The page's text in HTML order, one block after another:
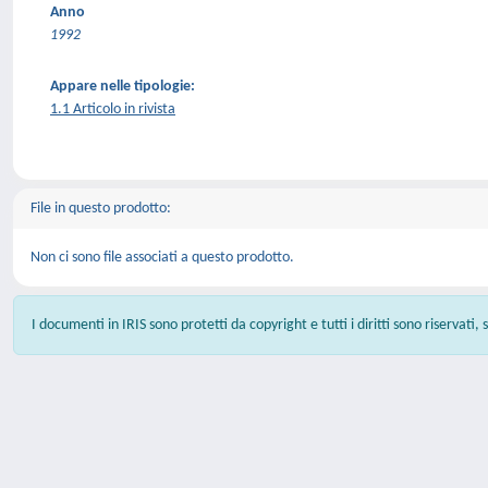
Anno
1992
Appare nelle tipologie:
1.1 Articolo in rivista
File in questo prodotto:
Non ci sono file associati a questo prodotto.
I documenti in IRIS sono protetti da copyright e tutti i diritti sono riservati,